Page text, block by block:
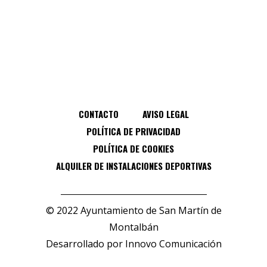
CONTACTO
AVISO LEGAL
POLÍTICA DE PRIVACIDAD
POLÍTICA DE COOKIES
ALQUILER DE INSTALACIONES DEPORTIVAS
© 2022 Ayuntamiento de San Martín de
Montalbán
Desarrollado por Innovo Comunicación